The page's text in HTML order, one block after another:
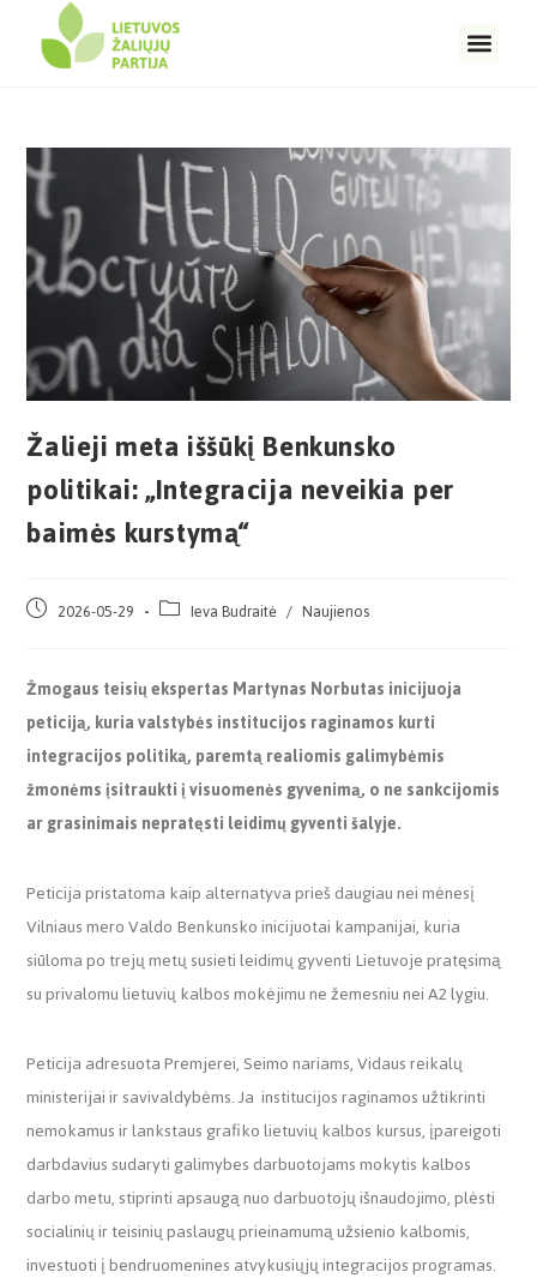
Žalieji meta iššūkį Benkunsko
politikai: „Integracija neveikia per
baimės kurstymą“
2026-05-29 Ieva Budraitė / Naujienos
Žmogaus teisių ekspertas Martynas Norbutas inicijuoja
peticiją, kuria valstybės institucijos raginamos kurti
integracijos politiką, paremtą realiomis galimybėmis
žmonėms įsitraukti į visuomenės gyvenimą, o ne sankcijomis
ar grasinimais nepratęsti leidimų gyventi šalyje.
Peticija pristatoma kaip alternatyva prieš daugiau nei mėnesį
Vilniaus mero Valdo Benkunsko inicijuotai kampanijai, kuria
siūloma po trejų metų susieti leidimų gyventi Lietuvoje pratęsimą
su privalomu lietuvių kalbos mokėjimu ne žemesniu nei A2 lygiu.
Peticija adresuota Premjerei, Seimo nariams, Vidaus reikalų
ministerijai ir savivaldybėms. Ja institucijos raginamos užtikrinti
nemokamus ir lankstaus grafiko lietuvių kalbos kursus, įpareigoti
darbdavius sudaryti galimybes darbuotojams mokytis kalbos
darbo metu, stiprinti apsaugą nuo darbuotojų išnaudojimo, plėsti
socialinių ir teisinių paslaugų prieinamumą užsienio kalbomis,
investuoti į bendruomenines atvykusiųjų integracijos programas.